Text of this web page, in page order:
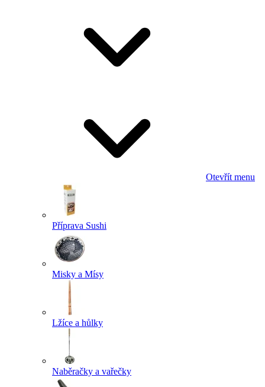
Otevřít menu
Příprava Sushi
Misky a Mísy
Lžíce a hůlky
Naběračky a vařečky